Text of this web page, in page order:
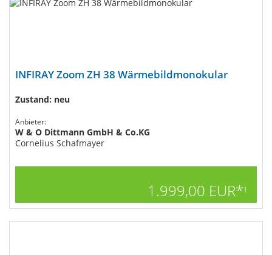
INFIRAY Zoom ZH 38 Wärmebildmonokular
Zustand: neu
Anbieter:
W & O Dittmann GmbH & Co.KG
Cornelius Schafmayer
1.999,00 EUR*1